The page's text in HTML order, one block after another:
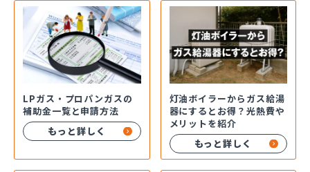
LPガス・プロパンガスの
補助金一覧と申請方法
もっと詳しく
灯油ボイラーからガス給湯
器にするとお得？光熱費や
メリットを紹介
もっと詳しく